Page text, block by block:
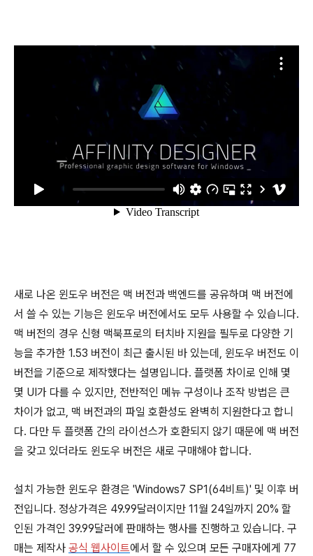
새로 나온 윈도우 버전은 맥 버전과 백엔드를 공유하며 맥 버전에
서 쓸 수 있는 기능은 윈도우 버전에서도 모두 사용할 수 있습니다.
맥 버전의 경우 신형 맥북프로의 터치바 지원을 필두로 다양한 기
능을 추가한 1.53 버전이 최근 출시된 바 있는데, 윈도우 버전도 이
버전을 기준으로 제작했다는 설명입니다. 플랫폼 차이로 인해 몇
몇 UI가 다를 수 있지만, 전반적인 메뉴 구성이나 조작 방법은 큰
차이가 없고, 맥 버전과의 파일 호환성도 완벽히 지원한다고 합니
다. 다만 두 플랫폼 간의 라이선스가 호환되지 않기 때문에 맥 버전
을 갖고 있더라도 윈도우 버전은 새로 구매해야 합니다.
설치 가능한 윈도우 환경은 'Windows7 SP1(64비트)' 및 이후 버
전입니다. 정상가격은 49.99달러이지만 11월 24일까지 20% 할
인된 가격인 39.99달러에 판매하는 행사를 진행하고 있습니다. 구
매는 제작사 공식 웹사이트에서 할 수 있으며 모든 구매자에게 77